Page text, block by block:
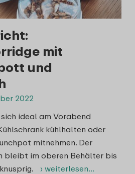
mit
und
2022
ideal am Vorabend
kühlhalten oder
mitnehmen. Der
bleibt im oberen Behälter bis
› weiterlesen…